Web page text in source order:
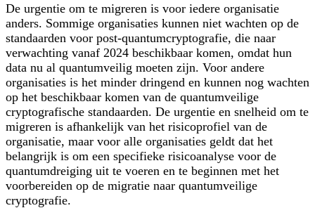
De urgentie om te migreren is voor iedere organisatie
anders. Sommige organisaties kunnen niet wachten op de
standaarden voor post-quantumcryptografie, die naar
verwachting vanaf 2024 beschikbaar komen, omdat hun
data nu al quantumveilig moeten zijn. Voor andere
organisaties is het minder dringend en kunnen nog wachten
op het beschikbaar komen van de quantumveilige
cryptografische standaarden. De urgentie en snelheid om te
migreren is afhankelijk van het risicoprofiel van de
organisatie, maar voor alle organisaties geldt dat het
belangrijk is om een specifieke risicoanalyse voor de
quantumdreiging uit te voeren en te beginnen met het
voorbereiden op de migratie naar quantumveilige
cryptografie.